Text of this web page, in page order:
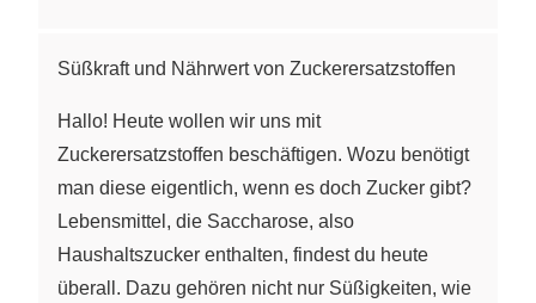
Süßkraft und Nährwert von Zuckerersatzstoffen
Hallo! Heute wollen wir uns mit
Zuckerersatzstoffen beschäftigen. Wozu benötigt
man diese eigentlich, wenn es doch Zucker gibt?
Lebensmittel, die Saccharose, also
Haushaltszucker enthalten, findest du heute
überall. Dazu gehören nicht nur Süßigkeiten, wie